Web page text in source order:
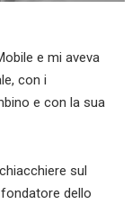
e mi aveva
con i
e con la sua
sul
dello